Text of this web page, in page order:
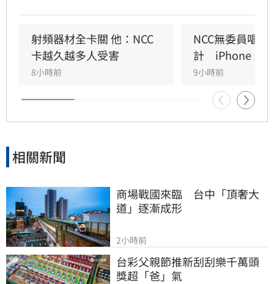
NCC提醒，到時候可別嚇到了！
射頻器材全卡關 他：NCC
卡越久越多人受害
8小時前
NCC無委員唱獨
計　iPhone 18
9小時前
相關新聞
商場戰國來臨　台中「頂奢大
道」逐漸成形
2小時前
台彩父親節推新刮刮樂千萬頭
獎超「爸」氣